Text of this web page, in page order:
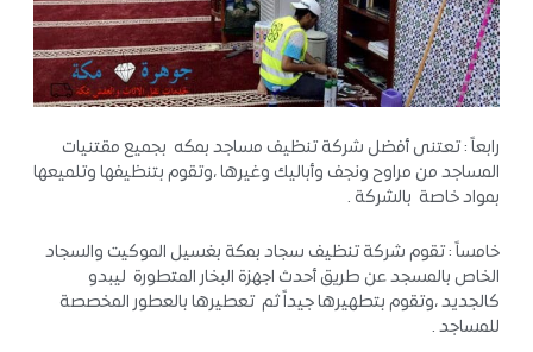
رابعاً : تعتنى أفضل شركة تنظيف مساجد بمكه بجميع مقتنيات
المساجد من مراوح ونجف وأباليك وغيرها ،وتقوم بتنظيفها وتلميعها
بمواد خاصة بالشركة .
خامساً : تقوم شركة تنظيف سجاد بمكة بغسيل الموكيت والسجاد
الخاص بالمسجد عن طريق أحدث اجهزة البخار المتطورة ليبدو
كالجديد ،وتقوم بتطهيرها جيداً ثم تعطيرها بالعطور المخصصة
للمساجد .